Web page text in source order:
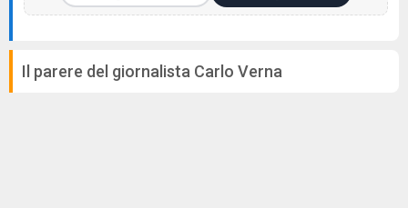
Il parere del giornalista Carlo Verna